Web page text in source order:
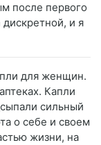
после первого
и я
для женщин.
Капли
сильный
о себе и своем
жизни, на